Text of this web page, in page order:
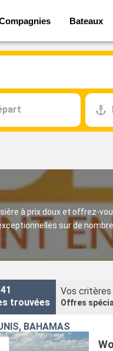
Bateaux
à prix doux et offrez-
sur de
41
trouvées
Vos critères
Offres
BAHAMAS